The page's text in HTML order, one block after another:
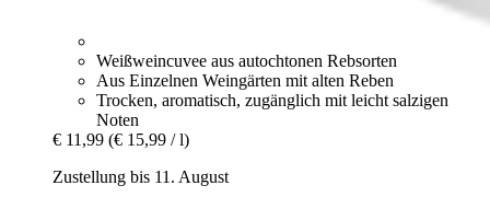
Weißweincuvee aus autochtonen Rebsorten
Aus Einzelnen Weingärten mit alten Reben
Trocken, aromatisch, zugänglich mit leicht salzigen
Noten
€ 11,99 (€ 15,99 / l)
Zustellung bis 11. August